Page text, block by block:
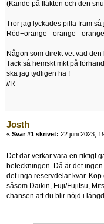
(Kände på fläkten och den
Tror jag lyckades pilla fram
Röd+orange - orange -
Någon som direkt vet vad den
Tack så hemskt mkt på
ska jag tydligen ha !
//R
Josth
« Svar #1 skrivet: 22 juni 2023,
Det där verkar vara en riktigt
beteckningen. Då är det
det inga reservdelar kvar.
såsom Daikin, Fuji/Fujitsu,
chansen att du blir nöjd i